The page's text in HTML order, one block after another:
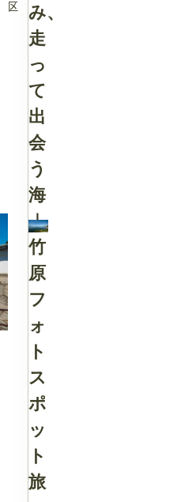
区
み、
走
っ
て
出
会
う
海
｜
竹
原
フ
ォ
ト
ス
ポ
ッ
ト
旅